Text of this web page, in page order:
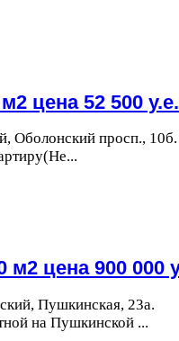
цена 52 500 у.е.
Оболонский просп., 10б.
м2 цена 900 000
Пушкинская, 23а.
на Пушкинской ...